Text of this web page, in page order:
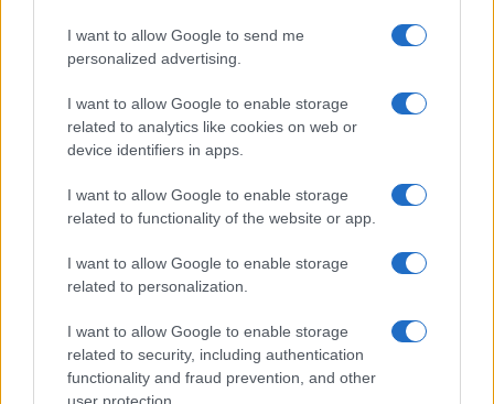
I want to allow Google to send me
personalized advertising.
I want to allow Google to enable storage
related to analytics like cookies on web or
device identifiers in apps.
I want to allow Google to enable storage
related to functionality of the website or app.
I want to allow Google to enable storage
related to personalization.
I want to allow Google to enable storage
related to security, including authentication
functionality and fraud prevention, and other
arresti e 135 denunce
Tre milioni di euro dalla Provincia Gallura per
nuove aule nelle scuole di Olbia
Incidente sulla provinciale 125, paura tra Olbia e
Arzachena
Incidente sulla strada provinciale ad Arzachena,
Sangue, musica e solidarietà con Avis Olbia al